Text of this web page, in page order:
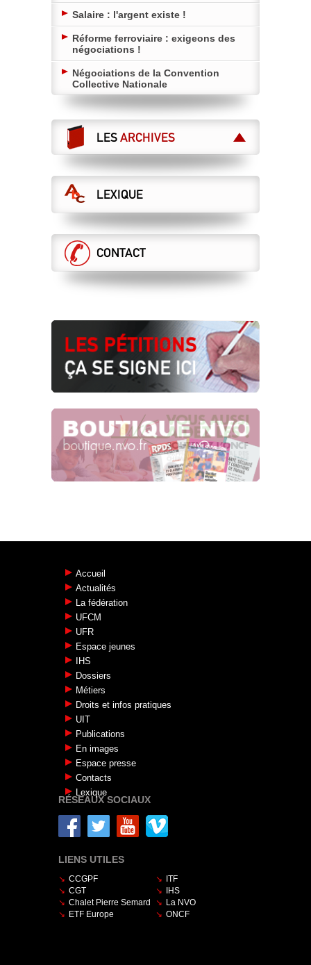
Salaire : l'argent existe !
Réforme ferroviaire : exigeons des
négociations !
Négociations de la Convention
Collective Nationale
LESARCHIVES
LEXIQUE
CONTACT
Accueil
Actualités
La fédération
UFCM
UFR
Espace jeunes
IHS
Dossiers
Métiers
Droits et infos pratiques
UIT
Publications
En images
Espace presse
Contacts
Lexique
RÉSEAUX SOCIAUX
LIENS UTILES
CCGPF
CGT
Chalet Pierre Semard
ETF Europe
ITF
IHS
La NVO
ONCF